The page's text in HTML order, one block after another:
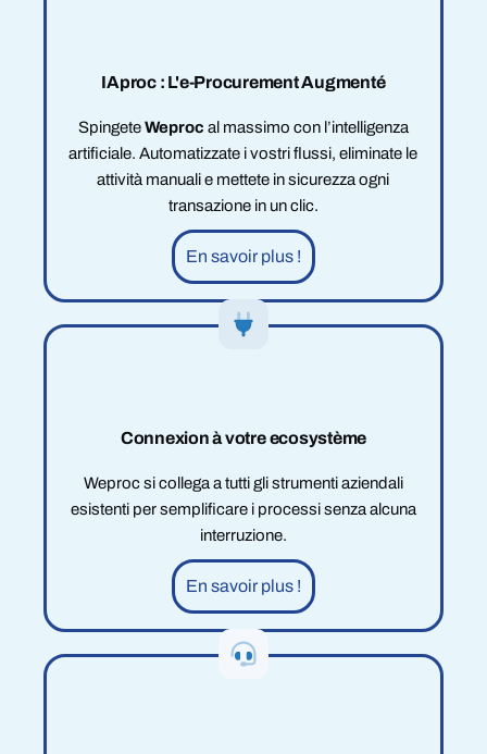
IAproc : L'e-Procurement Augmenté
SpingeteWeproc al massimo con l’intelligenza
artificiale. Automatizzate i vostri flussi, eliminate le
attività manuali e mettete in sicurezza ogni
transazione in un clic.
En savoir plus !
Connexion à votre ecosystème
Weproc si collega a tutti gli strumenti aziendali
esistenti per semplificare i processi senza alcuna
interruzione.
En savoir plus !